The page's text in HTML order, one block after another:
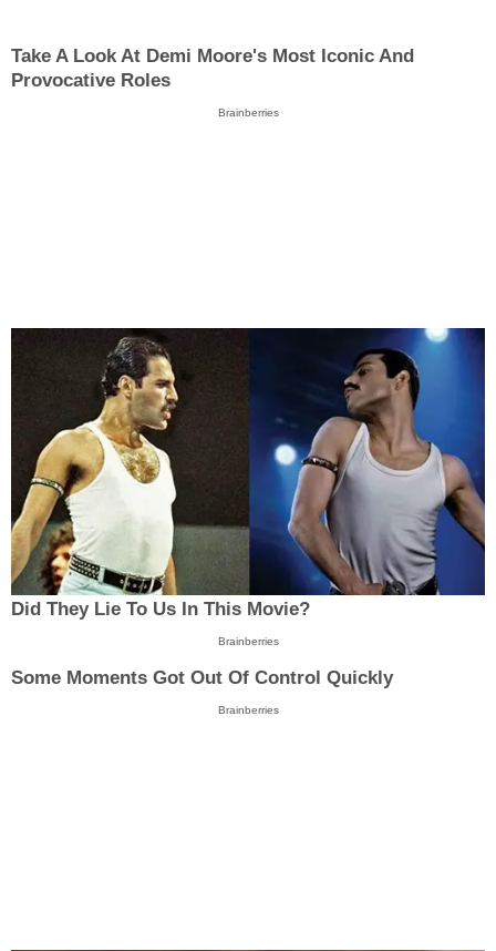
Take A Look At Demi Moore's Most Iconic And
Provocative Roles
Brainberries
Did They Lie To Us In This Movie?
Brainberries
Some Moments Got Out Of Control Quickly
Brainberries